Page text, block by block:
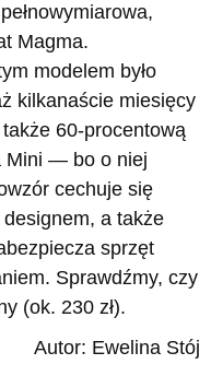
Magma.
modelem było
kilkanaście miesięcy
60-procentową
Mini — bo o niej
cechuje się
a także
sprzęt
Sprawdźmy, czy
(ok. 230 zł).
Autor: Ewelina Stój